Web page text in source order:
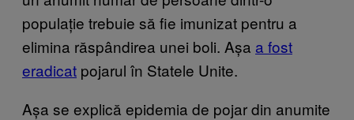
populație trebuie să fie imunizat pentru a
elimina răspândirea unei boli. Așa a fost
eradicat pojarul în Statele Unite.
Așa se explică epidemia de pojar din anumite